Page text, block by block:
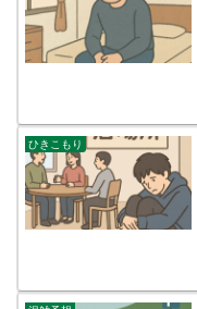
ひきこもり